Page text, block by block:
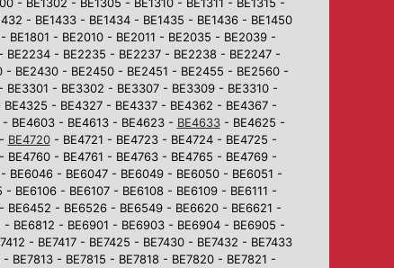
- BE1433 - BE1434 - BE1435 - BE1436 - BE1450
- BE2010 - BE2011 - BE2035 - BE2039 -
BE2234 - BE2235 - BE2237 - BE2238 - BE2247 -
BE2430 - BE2450 - BE2451 - BE2455 - BE2560 -
BE3301 - BE3302 - BE3307 - BE3309 - BE3310 -
- BE4327 - BE4337 - BE4362 - BE4367 -
BE4603 - BE4613 - BE4623 - BE4633- BE4625 -
BE4720- BE4721 - BE4723 - BE4724 - BE4725 -
- BE4761 - BE4763 - BE4765 - BE4769 -
- BE6047 - BE6049 - BE6050 - BE6051 -
- BE6107 - BE6108 - BE6109 - BE6111 -
BE6452 - BE6526 - BE6549 - BE6620 - BE6621 -
BE6812 - BE6901 - BE6903 - BE6904 - BE6905 -
- BE7417 - BE7425 - BE7430 - BE7432 - BE7433
BE7813 - BE7815 - BE7818 - BE7820 - BE7821 -